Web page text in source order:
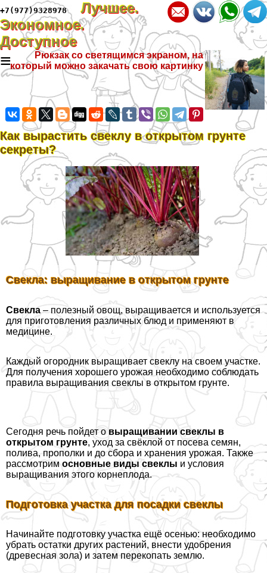
+7(977)9328978
Лучшее.
Экономное.
Доступное
≡
Рюкзак со светящимся экраном, на
который можно закачать свою картинку
Как вырастить свеклу в открытом грунте
секреты?
Свекла: выращивание в открытом грунте
Свекла– полезный овощ, выращивается и используется
для приготовления различных блюд и применяют в
медицине.
Каждый огородник выращивает свеклу на своем участке.
Для получения хорошего урожая необходимо соблюдать
правила выращивания свеклы в открытом грунте.
Сегодня речь пойдет о выращивании свеклы в
открытом грунте, уход за свёклой от посева семян,
полива, прополки и до сбора и хранения урожая. Также
рассмотрим основные виды свеклы и условия
выращивания этого корнеплода.
Подготовка участка для посадки свеклы
Начинайте подготовку участка ещё осенью: необходимо
убрать остатки других растений, внести удобрения
(древесная зола) и затем перекопать землю.